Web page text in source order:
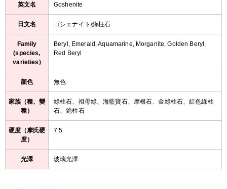
英文名 Goshenite
日文名 ゴシェナイト/綠柱石
Family
(species,
varieties)
Beryl, Emerald, Aquamarine, Morganite, Golden Beryl,
Red Beryl
顏色 無色
家族（種、變
種）
綠柱石、祖母綠、海藍寶石、摩根石、金綠柱石、紅色綠柱
石、銫柱石
硬度（摩氏硬
度）
7.5
光澤 玻璃光澤